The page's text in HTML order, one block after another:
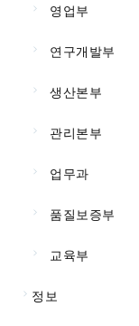
영업부
연구개발부
생산본부
관리본부
업무과
품질보증부
교육부
정보